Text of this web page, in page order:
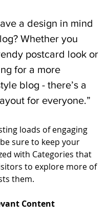
a design in mind
Whether you
postcard look or
for a more
blog - there’s a
for everyone.”
loads of engaging
sure to keep your
with Categories that
to explore more of
them.
Content